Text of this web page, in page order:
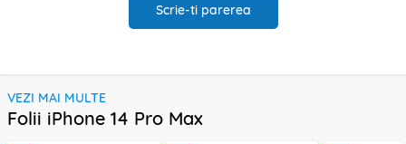
Scrie-ti parerea
VEZI MAI MULTE
Folii iPhone 14 Pro Max